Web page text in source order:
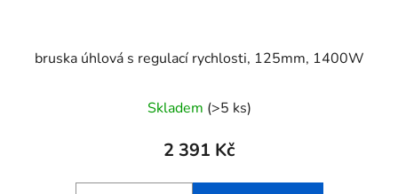
bruska úhlová s regulací rychlosti, 125mm, 1400W
Skladem (>5 ks)
2 391 Kč